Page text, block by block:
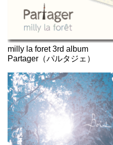
milly la foret 3rd album
Partager（パルタジェ）